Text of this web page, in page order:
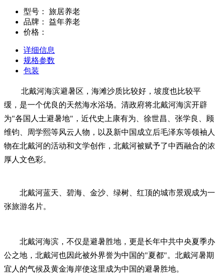
型号：
旅居养老
品牌：
益年养老
价格：
详细信息
规格参数
包装
北戴河海滨避暑区，海滩沙质比较好，坡度也比较平
缓，是一个优良的天然海水浴场。清政府将北戴河海滨开辟
为"各国人士避暑地"，近代史上康有为、徐世昌、张学良、顾
维钧、周学熙等风云人物，以及新中国成立后毛泽东等领袖人
物在北戴河的活动和文学创作，北戴河被赋予了中西融合的浓
厚人文色彩。
北戴河蓝天、碧海、金沙、绿树、红顶的城市景观成为一
张旅游名片。
北戴河海滨，不仅是避暑胜地，更是长年中共中央夏季办
公之地，北戴河也因此被外界誉为中国的"夏都"。北戴河暑期
宜人的气候及黄金海岸使这里成为中国的避暑胜地。